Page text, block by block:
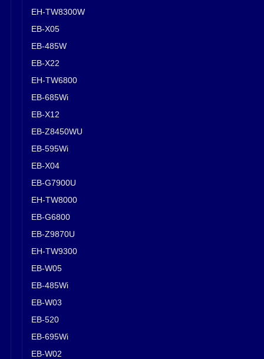
EH-TW8300W
EB-X05
EB-485W
EB-X22
EH-TW6800
EB-685Wi
EB-X12
EB-Z8450WU
EB-595Wi
EB-X04
EB-G7900U
EH-TW8000
EB-G6800
EB-Z9870U
EH-TW9300
EB-W05
EB-485Wi
EB-W03
EB-520
EB-695Wi
EB-W02